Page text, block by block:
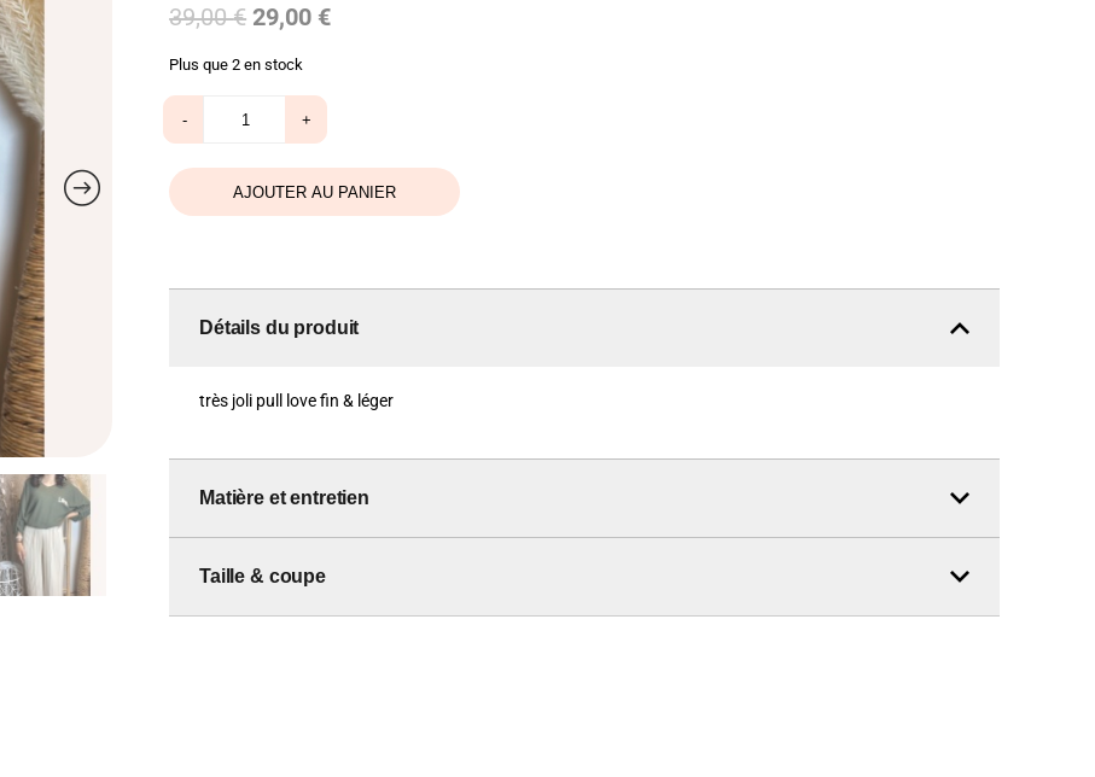
39,00€ Le
initial
était :
39,00 €.
29,00 €Le
Plus que 2 en stock
de
Pull
love
kaki
- +
AJOUTER AU PANIER
Détails du produit
très joli pull love fin & léger
Matière et entretien
Taille & coupe